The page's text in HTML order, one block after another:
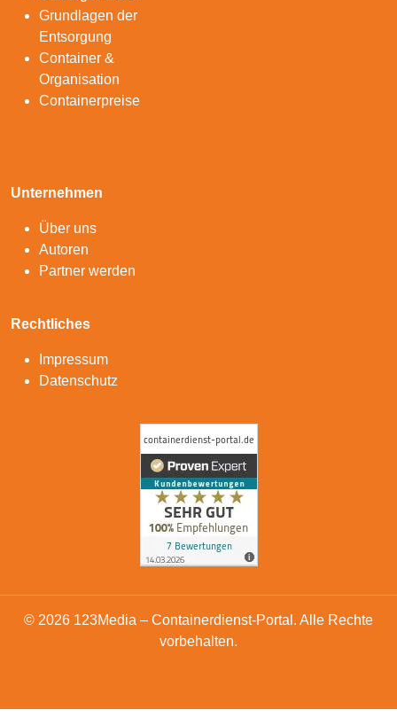
Grundlagen der
Entsorgung
Container &
Organisation
Containerpreise
Unternehmen
Über uns
Autoren
Partner werden
Rechtliches
Impressum
Datenschutz
© 2026 123Media – Containerdienst-Portal. Alle Rechte
vorbehalten.